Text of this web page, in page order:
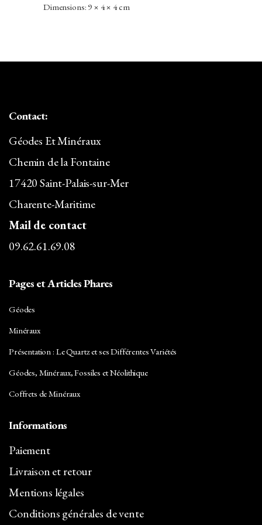
Dimensions: 9 × 4 × 4 cm
Contact:
Géodes Et Minéraux
Chemin de la Fontaine
17420 Saint-Palais-sur-Mer
Charente-Maritime
Mail de contact
09.62.61.69.08
Pages et Articles Phares
Géodes
Minéraux
Présentation : Le Quartz et ses Différentes Variétés
Géodes, Minéraux, Fossiles et Néolithique
Coffrets de Minéraux
Informations
Paiement
Livraison et retour
Mentions légales
Conditions générales de vente